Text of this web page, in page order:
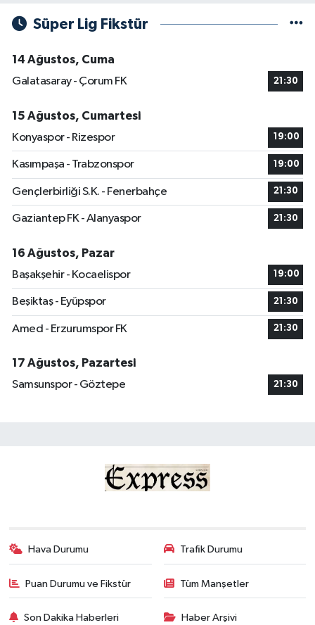
Süper Lig Fikstür
14 Ağustos, Cuma
Galatasaray - Çorum FK
21:30
15 Ağustos, Cumartesi
Konyaspor - Rizespor
19:00
Kasımpaşa - Trabzonspor 19:00
Gençlerbirliği S.K. - Fenerbahçe 21:30
Gaziantep FK - Alanyaspor 21:30
16 Ağustos, Pazar
Başakşehir - Kocaelispor
19:00
Beşiktaş - Eyüpspor 21:30
Amed - Erzurumspor FK 21:30
17 Ağustos, Pazartesi
Samsunspor - Göztepe
21:30
Hava Durumu Trafik Durumu
Puan Durumu ve Fikstür Tüm Manşetler
Son Dakika Haberleri Haber Arşivi